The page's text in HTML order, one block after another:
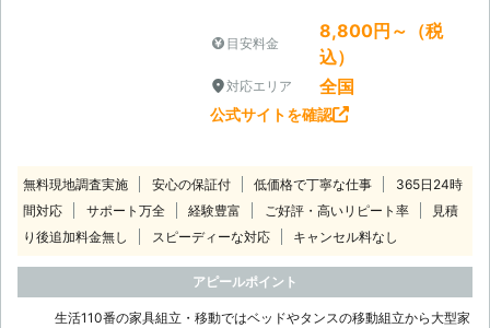
目安料金
8,800円～（税
込）
対応エリア 全国
公式サイトを確認
無料現地調査実施 安心の保証付 低価格で丁寧な仕事
365日24時
間対応
サポート万全 経験豊富 ご好評・高いリピート率
見積
り後追加料金無し
スピーディーな対応 キャンセル料なし
アピールポイント
生活110番の家具組立・移動ではベッドやタンスの移動組立から大型家